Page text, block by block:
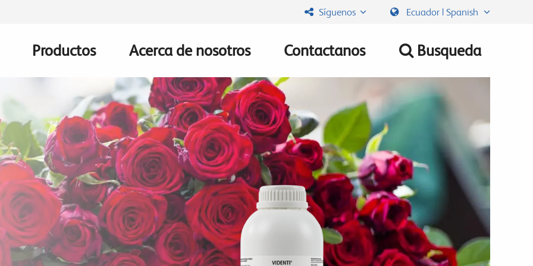
Síguenos Ecuador | Spanish
Main
navigation
Productos Acerca de nosotros Contactanos Busqueda